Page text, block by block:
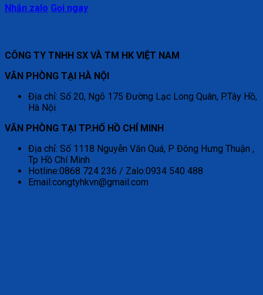
Nhắn zalo Gọi ngay
CÔNG TY TNHH SX VÀ TM HK VIỆT NAM
VĂN PHÒNG TẠI HÀ NỘI
Địa chỉ: Số 20, Ngõ 175 Đường Lạc Long Quân, P.Tây Hồ,
Hà Nội
VĂN PHÒNG TẠI TP.HỐ HỒ CHÍ MINH
Địa chỉ: Số 1118 Nguyễn Văn Quá, P Đông Hưng Thuận ,
Tp Hồ Chí Minh
Hotline:0868 724 236 / Zalo:0934 540 488
Email:congtyhkvn@gmail.com